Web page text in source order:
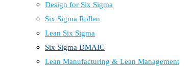
Design for Six Sigma
Six Sigma Rollen
Lean Six Sigma
Six Sigma DMAIC
Lean Manufacturing & Lean Management